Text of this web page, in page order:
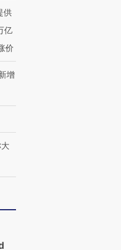
供
亿
价
增